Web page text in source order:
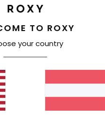
TO ROXY
your country